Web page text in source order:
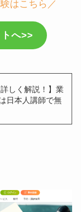
はこちら／
へ>>
しく解説！】業
日本人講師で無